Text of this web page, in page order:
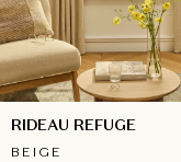
RIDEAU REFUGE
BEIGE